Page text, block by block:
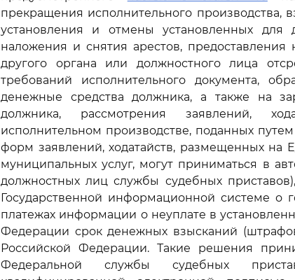
прекращения исполнительного производства,
установления и отмены установленных для
наложения и снятия арестов, предоставления
другого органа или должностного лица
требований исполнительного документа,
денежные средства должника, а также на
должника, рассмотрения заявлений,
исполнительном производстве, поданных
форм заявлений, ходатайств, размещенных на
муниципальных услуг, могут приниматься в
должностных лиц службы судебных
Государственной информационной системе о
платежах информации о неуплате в
Федерации срок денежных взысканий
Российской Федерации. Такие решения
Федеральной службы судебных